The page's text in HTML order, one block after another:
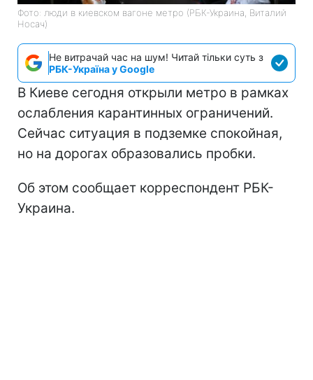
Фото: люди в киевском вагоне метро (РБК-Украина, Виталий
Носач)
Не витрачай час на шум! Читай тільки суть з
РБК-Україна у Google
В Киеве сегодня открыли метро в рамках
ослабления карантинных ограничений.
Сейчас ситуация в подземке спокойная,
но на дорогах образовались пробки.
Об этом сообщает корреспондент РБК-
Украина.